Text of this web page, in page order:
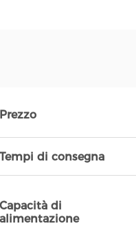
Prezzo
Tempi di consegna
Capacità di
alimentazione